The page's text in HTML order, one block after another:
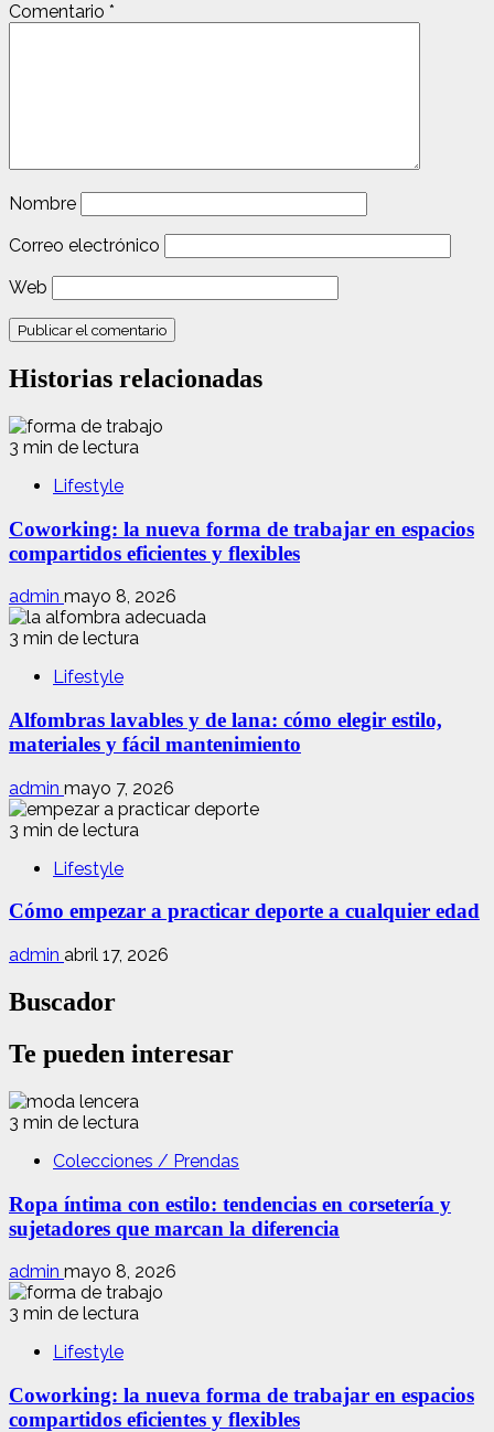
Comentario *
Nombre
Correo electrónico
Web
Historias relacionadas
3 min de lectura
Lifestyle
Coworking: la nueva forma de trabajar en espacios
compartidos eficientes y flexibles
admin mayo 8, 2026
3 min de lectura
Lifestyle
Alfombras lavables y de lana: cómo elegir estilo,
materiales y fácil mantenimiento
admin mayo 7, 2026
3 min de lectura
Lifestyle
Cómo empezar a practicar deporte a cualquier edad
admin abril 17, 2026
Buscador
Te pueden interesar
3 min de lectura
Colecciones / Prendas
Ropa íntima con estilo: tendencias en corsetería y
sujetadores que marcan la diferencia
admin mayo 8, 2026
3 min de lectura
Lifestyle
Coworking: la nueva forma de trabajar en espacios
compartidos eficientes y flexibles